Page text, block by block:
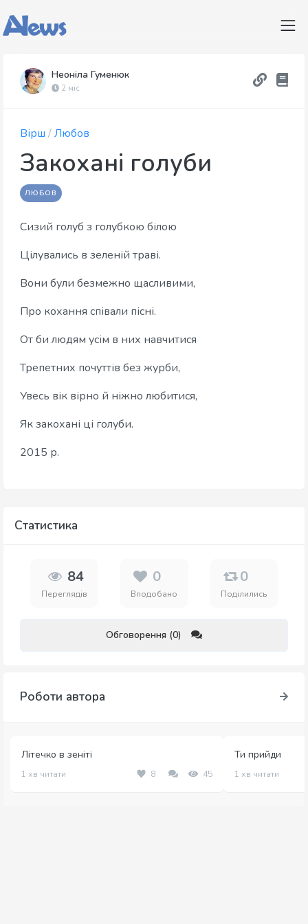
Неоніла Гуменюк
2 міс
Вірш /Любов
Закохані голуби
ЛЮБОВ
Сизий голуб з голубкою білою
Цілувались в зеленій траві.
Вони були безмежно щасливими,
Про кохання співали пісні.
От би людям усім в них навчитися
Трепетних почуттів без журби,
Увесь вік вірно й ніжно любитися,
Як закохані ці голуби.
2015 р.
Статистика
84
Переглядів
0
Вподобано
0
Поділились
Обговорення (0)
Роботи автора
Літечко в зеніті
1 хв читати 8 45
Ти прийди
1 хв читати